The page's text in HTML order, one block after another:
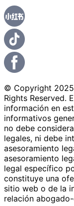
© Copyright 2025
Rights Reserved.
información en
informativos
no debe
legales, ni debe
asesoramiento
asesoramiento
legal específico
constituye una
sitio web o de la
relación